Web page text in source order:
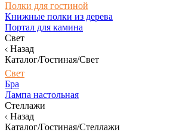
Полки для гостиной
Книжные полки из дерева
Портал для камина
Свет
Назад
Каталог/Гостиная/Свет
Свет
Бра
Лампа настольная
Стеллажи
Назад
Каталог/Гостиная/Стеллажи